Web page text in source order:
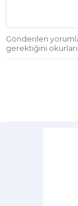
Gönderilen
gerektiğini